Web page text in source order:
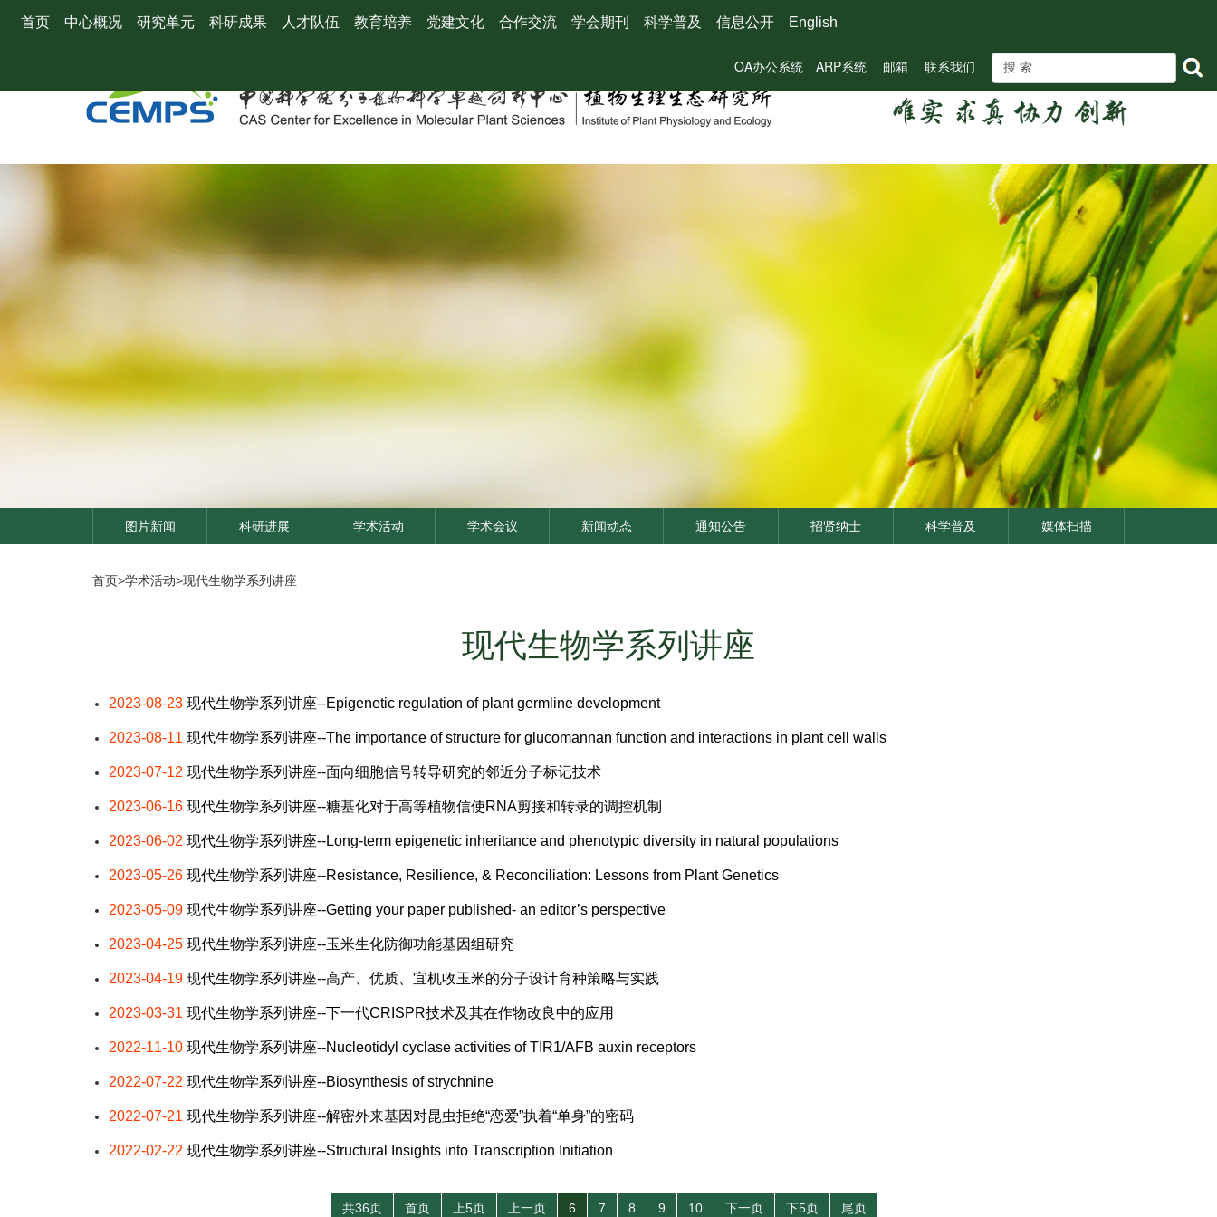
首页 中心概况 研究单元 科研成果 人才队伍 教育培养 党建文化 合作交流 学会期刊 科学普及 信息公开 English
OA办公系统 ARP系统 邮箱 联系我们
图片新闻 科研进展 学术活动 学术会议 新闻动态 通知公告 招贤纳士 科学普及 媒体扫描
首页>学术活动>现代生物学系列讲座
现代生物学系列讲座
2023-08-23 现代生物学系列讲座--Epigenetic regulation of plant germline development
2023-08-11 现代生物学系列讲座--The importance of structure for glucomannan function and interactions in plant cell walls
2023-07-12 现代生物学系列讲座--面向细胞信号转导研究的邻近分子标记技术
2023-06-16 现代生物学系列讲座--糖基化对于高等植物信使RNA剪接和转录的调控机制
2023-06-02 现代生物学系列讲座--Long-term epigenetic inheritance and phenotypic diversity in natural populations
2023-05-26 现代生物学系列讲座--Resistance, Resilience, & Reconciliation: Lessons from Plant Genetics
2023-05-09 现代生物学系列讲座--Getting your paper published- an editor’s perspective
2023-04-25 现代生物学系列讲座--玉米生化防御功能基因组研究
2023-04-19 现代生物学系列讲座--高产、优质、宜机收玉米的分子设计育种策略与实践
2023-03-31 现代生物学系列讲座--下一代CRISPR技术及其在作物改良中的应用
2022-11-10 现代生物学系列讲座--Nucleotidyl cyclase activities of TIR1/AFB auxin receptors
2022-07-22 现代生物学系列讲座--Biosynthesis of strychnine
2022-07-21 现代生物学系列讲座--解密外来基因对昆虫拒绝“恋爱”执着“单身”的密码
2022-02-22 现代生物学系列讲座--Structural Insights into Transcription Initiation
共36页 首页 上5页 上一页 6 7 8 9 10 下一页 下5页 尾页